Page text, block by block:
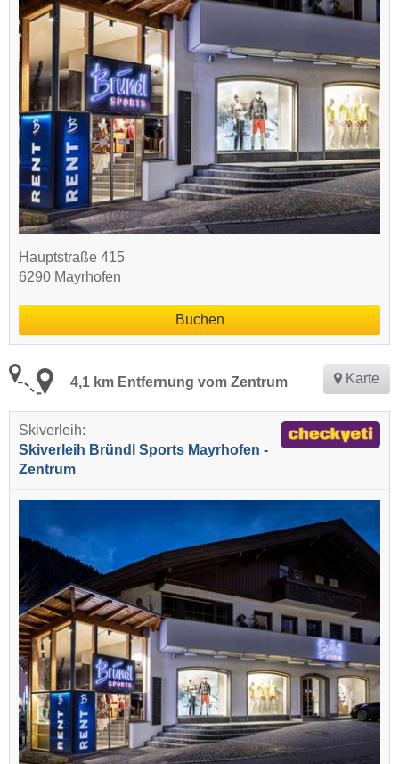
Hauptstraße 415
6290 Mayrhofen
Buchen
4,1 km Entfernung vom Zentrum Karte
Skiverleih:
Skiverleih Bründl Sports Mayrhofen -
Zentrum